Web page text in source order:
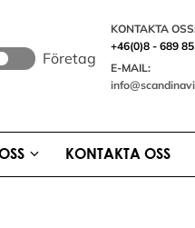
Företag
KONTAKTA
+46(0)8 - 689
E-MAIL:
KONTAKTA OSS